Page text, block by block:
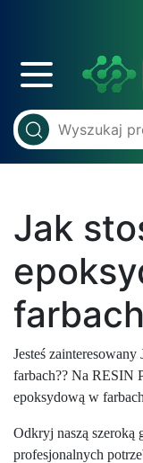
Jak
Jesteś
farbach?? Na RESIN
epoksydową w
Odkryj naszą
profesjonalnych